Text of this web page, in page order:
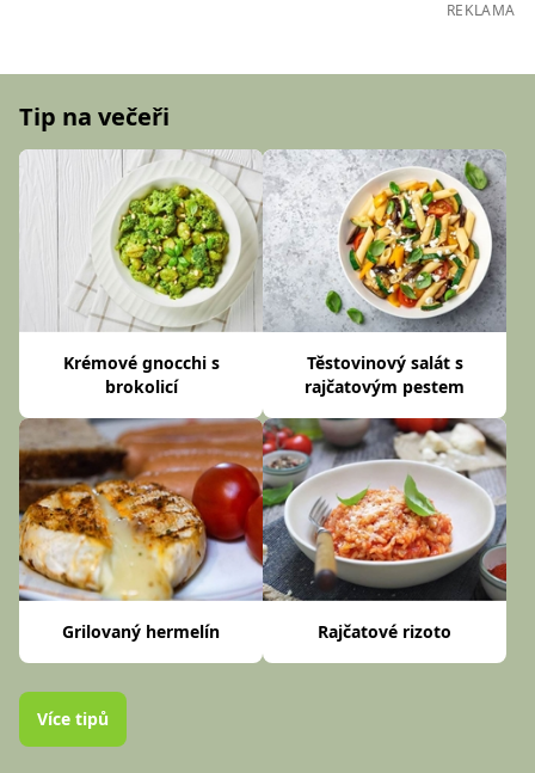
REKLAMA
Tip na večeři
Krémové gnocchi s
brokolicí
Těstovinový salát s
rajčatovým pestem
Grilovaný hermelín Rajčatové rizoto
Více tipů